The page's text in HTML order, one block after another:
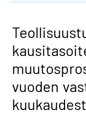
vuoden